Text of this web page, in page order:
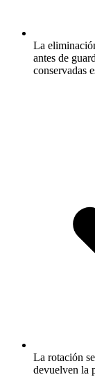
La
antes de
conservadas
La rotación
devuelven la